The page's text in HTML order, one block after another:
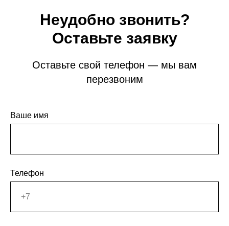
Неудобно звонить?
Оставьте заявку
Оставьте свой телефон — мы вам
перезвоним
Ваше имя
Телефон